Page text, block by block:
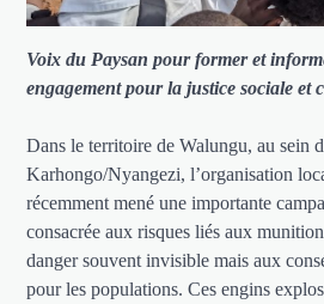
Voix du Paysan pour former et
engagement pour la justice sociale et
Dans le territoire de Walungu, au sein
Karhongo/Nyangezi, l’organisation
récemment mené une importante
consacrée aux risques liés aux
danger souvent invisible mais aux
pour les populations. Ces engins